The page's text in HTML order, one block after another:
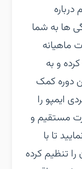
ها به شما
ماهیانه
و به
دوره کمک
ایمپو را
مستقیم و
تا با
را تنظیم کرده